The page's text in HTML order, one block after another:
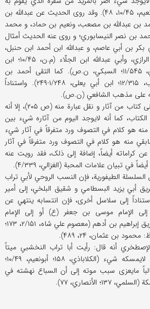
اتباعاً لهوی نفسه (أبونعیم، ۱۰/۴۵، ۴۸). وقد روی الحدیث عن عبدالله بن
بن عبدالله بن مصعب، ونعیم بن حماد، و محمد
بن نصر النیسابوري؛ و روی عنه الحدیث أمثال
بن أبي عاصم، و عبدالله ابن أحمد ابن حنبل،
ویوسف بن الحسین الرازي، وأبي عبدالله ابن الجلّاء (م.ن، ۱۰/۴۵؛ ابن
الأثیر، ۳/۳۰۳؛ الذهبي، ۱۱/۵۴۵؛ السبکي، ن.ص). کما التقی أحمد بن
حنبل ببغداد (الخطیب، ۱۲/۳۱۵؛ ابن أبي یعلی، ۱/۲۴۸-۲۴۹). واستناداً
علی مذهب الشافعي (ن.ص).
أشار السراج الطوسي إلی کتاب من آثار و نقل عبارة منه (ص ۲۰۵)، إلا أنه
کما أنه لایوجد الیوم من آثاره شيء بین
منه هو کلام في التصوف ورد متفرقاً في آثار شيء
منه هو کلام في التصوف ورد متفرقاً في آثار
کراماته أیضاً، إضافة إلی ذلک، فقد رویت عنه
في تبیان علامات المحبة (الغزالي، ۴/۳۳۹).
الطیفوریة، فإن النسب الروحي لأبي تراب
أبي یزید البسطامي و شقیق البلخي، إلی أمیر
إلی سلاسل أخری، فإن انتسابه ینتهي عن
الإمام موسی بن جعفر (ع) أو إلی الإمام
محمدالباقر (ع) عن طریق إبراهیم بن أدهم (معصوم علي شاه، ۲/۱۵۱، ۱۷۳؛
أنه قال: رأیت أبا تراب النخشبي میتاً
بالبادیة، قائماً منتصباً لایمسکه شيء (الکلاباذي، ۱۵۸؛ أبونعیم، ۱۰/۴۹؛
إلا أنه غالباً مایعزی سبب موته إلی أن السباع نهشته في
الأنصاري، ۷۷).